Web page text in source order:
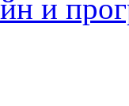
и